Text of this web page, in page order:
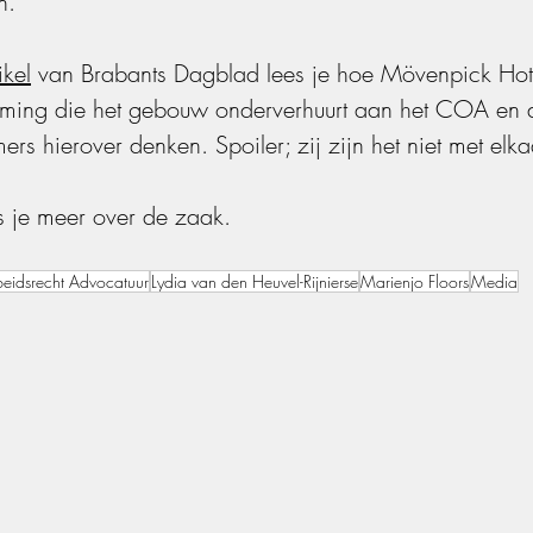
van Brabants Dagblad lees je hoe Mövenpick
die het gebouw onderverhuurt aan het COA en
hierover denken. Spoiler; zij zijn het niet met
je meer over de zaak.
AdvocatuurLydia van den Heuvel-RijnierseMarienjo FloorsMedia